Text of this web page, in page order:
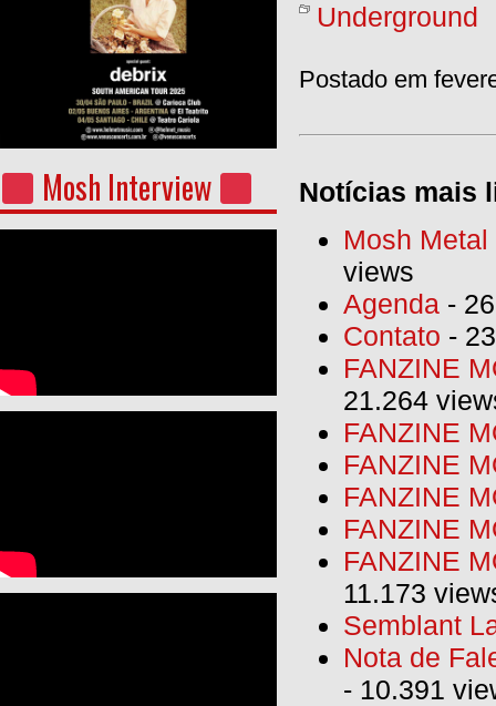
Mosh Interview
Underground
Postado em
Notícias mais
Mosh
views
Agenda -
Contato -
FANZINE
21.264
FANZINE
FANZINE
FANZINE
FANZINE
FANZINE
11.173
Semblant
Nota de
- 10.391